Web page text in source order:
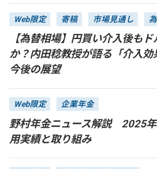
Web限定 寄稿 市場見通し
【為替相場】円買い介入後も
か？内田稔教授が語る「介入効
今後の展望
Web限定 企業年金
野村年金ニュース解説 2025年
用実績と取り組み